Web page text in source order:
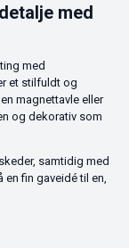
med
med
et stilfuldt og
magnettavle eller
og dekorativ som
samtidig med
fin gaveidé til en,